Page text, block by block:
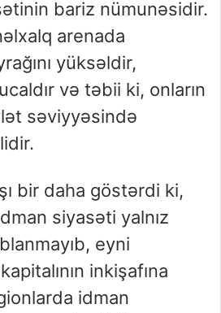
bariz nümunəsidir.
arenada
yüksəldir,
və təbii ki, onların
səviyyəsində
bir daha göstərdi ki,
siyasəti yalnız
eyni
inkişafına
idman